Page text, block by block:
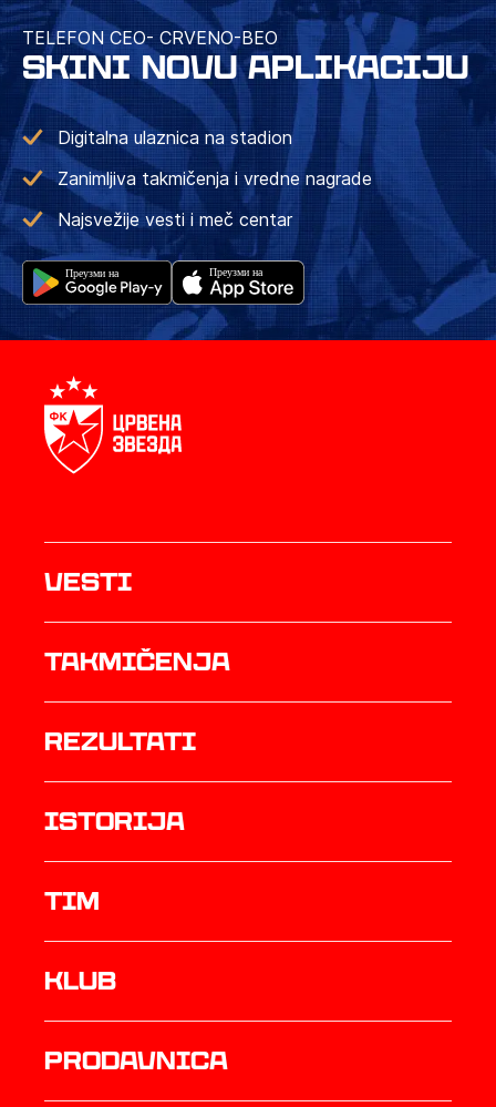
TELEFON CEO- CRVENO-BEO
SKINI NOVU APLIKACIJU
Digitalna ulaznica na stadion
Zanimljiva takmičenja i vredne nagrade
Najsvežije vesti i meč centar
Vesti
Takmičenja
rezultati
istorija
TIM
Klub
prodavnica